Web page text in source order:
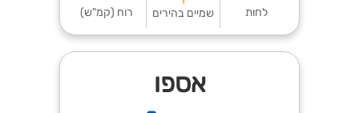
לחות שמיים בהירים רוח (קמ"ש)
אספו